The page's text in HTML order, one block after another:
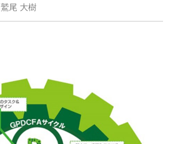
鷲尾 大樹